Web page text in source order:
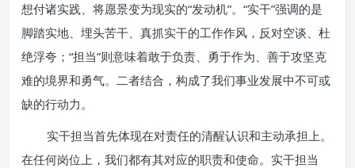
想付诸实践、将愿景变为现实的“发动机”。“实干”强调的是
脚踏实地、埋头苦干、真抓实干的工作作风，反对空谈、杜
绝浮夸；“担当”则意味着敢于负责、勇于作为、善于攻坚克
难的境界和勇气。二者结合，构成了我们事业发展中不可或
缺的行动力。
实干担当首先体现在对责任的清醒认识和主动承担上。
在任何岗位上，我们都有其对应的职责和使命。实干担当